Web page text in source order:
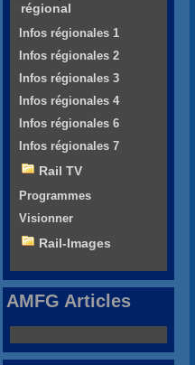
régional
Infos régionales 1
Infos régionales 2
Infos régionales 3
Infos régionales 4
Infos régionales 6
Infos régionales 7
Rail TV
Programmes
Visionner
Rail-Images
AMFG Articles